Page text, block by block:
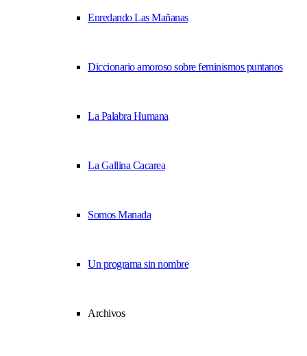
Enredando Las Mañanas
Diccionario amoroso sobre feminismos puntanos
La Palabra Humana
La Gallina Cacarea
Somos Manada
Un programa sin nombre
Archivos